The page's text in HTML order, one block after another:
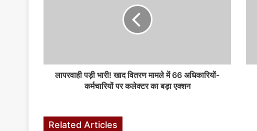
लापरवाही पड़ी भारी! खाद वितरण मामले में 66 अधिकारियों-
कर्मचारियों पर कलेक्टर का बड़ा एक्शन
Related Articles